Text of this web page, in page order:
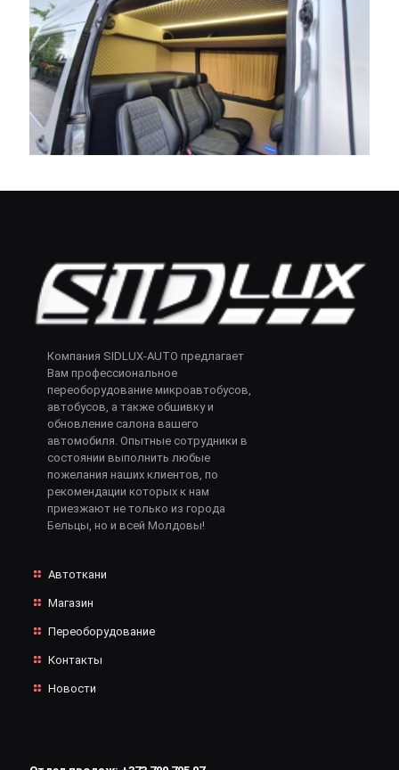
Компания SIDLUX-AUTO предлагает
Вам профессиональное
переоборудование микроавтобусов,
автобусов, а также обшивку и
обновление салона вашего
автомобиля. Опытные сотрудники в
состоянии выполнить любые
пожелания наших клиентов, по
рекомендации которых к нам
приезжают не только из города
Бельцы, но и всей Молдовы!
Автоткани
Магазин
Переоборудование
Контакты
Новости